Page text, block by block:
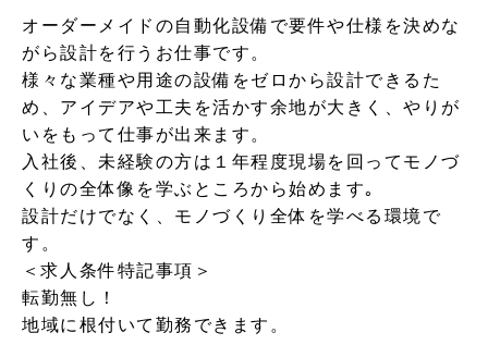
オーダーメイドの自動化設備で要件や仕様を決めな
がら設計を行うお仕事です。
様々な業種や用途の設備をゼロから設計できるた
め、アイデアや工夫を活かす余地が大きく、やりが
いをもって仕事が出来ます。
入社後、未経験の方は１年程度現場を回ってモノづ
くりの全体像を学ぶところから始めます｡
設計だけでなく、モノづくり全体を学べる環境で
す。
＜求人条件特記事項＞
転勤無し！
地域に根付いて勤務できます。